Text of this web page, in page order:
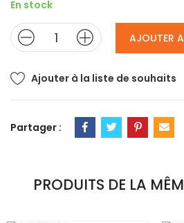
En stock
AJOUTER
Ajouter à la liste de souhaits
Partager :
PRODUITS DE LA